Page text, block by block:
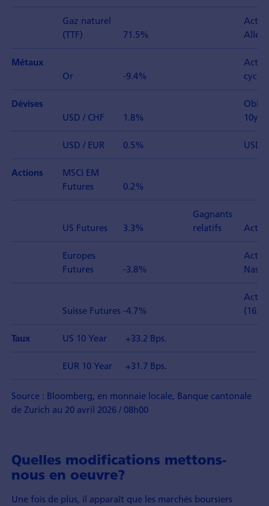
Gaz naturel
(TTF)
71.5%
Métaux
Or -9.4%
Dévises
USD / CHF 1.8%
10y
USD / EUR 0.5% USD
Actions
MSCI EM
Futures
0.2%
US Futures 3.3%
Gagnants
relatifs
Europes
Futures
-3.8%
Suisse Futures -4.7%
(16.3.)
Taux US 10 Year +33.2 Bps.
EUR 10 Year +31.7 Bps.
Source : Bloomberg, en monnaie locale, Banque cantonale
de Zurich au 20 avril 2026 / 08h00
Quelles modifications mettons-
nous en oeuvre?
Une fois de plus, il apparaît que les marchés boursiers